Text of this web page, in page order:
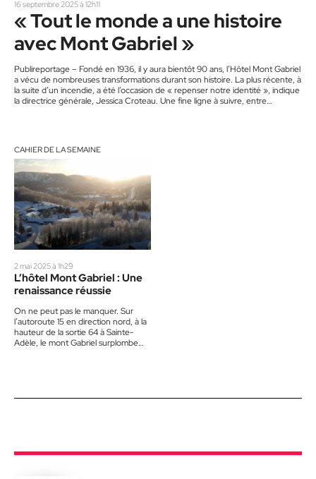
16 septembre 2025 à 12h11
« Tout le monde a une histoire
avec Mont Gabriel »
Publireportage – Fondé en 1936, il y aura bientôt 90 ans, l’Hôtel Mont Gabriel
a vécu de nombreuses transformations durant son histoire. La plus récente, à
la suite d’un incendie, a été l’occasion de « repenser notre identité », indique
la directrice générale, Jessica Croteau. Une fine ligne à suivre, entre
CAHIER DE LA SEMAINE
2 mai 2025 à 1h29
L’hôtel Mont Gabriel : Une
renaissance réussie
On ne peut pas le manquer. Sur
l’autoroute 15 en direction nord, à la
hauteur de la sortie 64 à Sainte-
Adèle, le mont Gabriel surplombe…